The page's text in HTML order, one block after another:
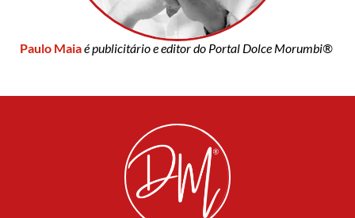
Paulo Maiaé publicitário e editor do Portal Dolce Morumbi®